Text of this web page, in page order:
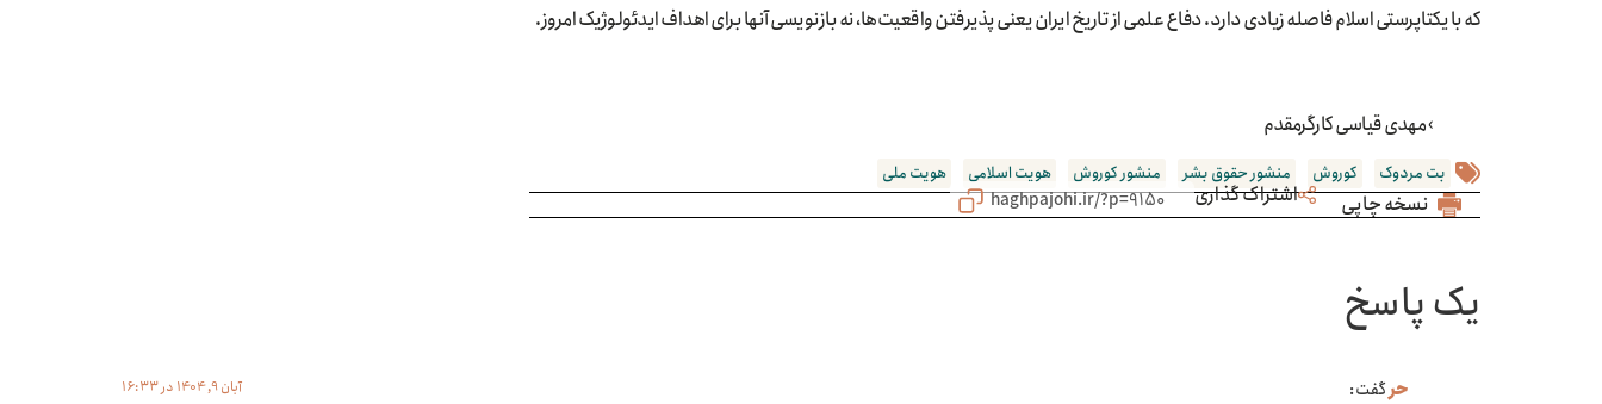
که با یکتاپرستی اسلام فاصله زیادی دارد. دفاع علمی از تاریخ ایران یعنی پذیرفتن واقعیت‌ها، نه بازنویسی آنها برای اهداف ایدئولوژیک امروز.
› مهدی قیاسی کارگرمقدم
بت مردوک کوروش منشور حقوق بشر منشور کوروش هویت اسلامی هویت ملی
نسخه چاپی اشتراک گذاری
یک پاسخ
حرگفت: آبان 9, 1404 در 16:33